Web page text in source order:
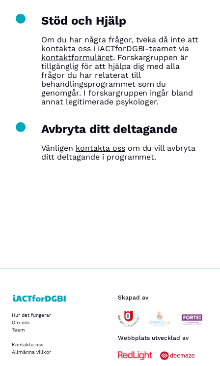
Stöd och Hjälp
Om du har några frågor, tveka då inte att
kontakta oss i iACTforDGBI-teamet via
kontaktformuläret. Forskargruppen är
tillgänglig för att hjälpa dig med alla
frågor du har relaterat till
behandlingsprogrammet som du
genomgår. I forskargruppen ingår bland
annat legitimerade psykologer.
Avbryta ditt deltagande
Vänligen kontakta ossom du vill avbryta
ditt deltagande i programmet.
Hur det fungerar
Om oss
Team
Kontakta oss
Allmänna villkor
Skapad av
Webbplats utvecklad av